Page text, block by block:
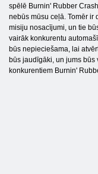
spēlē Burnin' Rubber
nebūs mūsu ceļā. Tomēr ir
misiju nosacījumi, un tie
vairāk konkurentu
būs nepieciešama, lai
būs jaudīgāki, un jums
konkurentiem Burnin'